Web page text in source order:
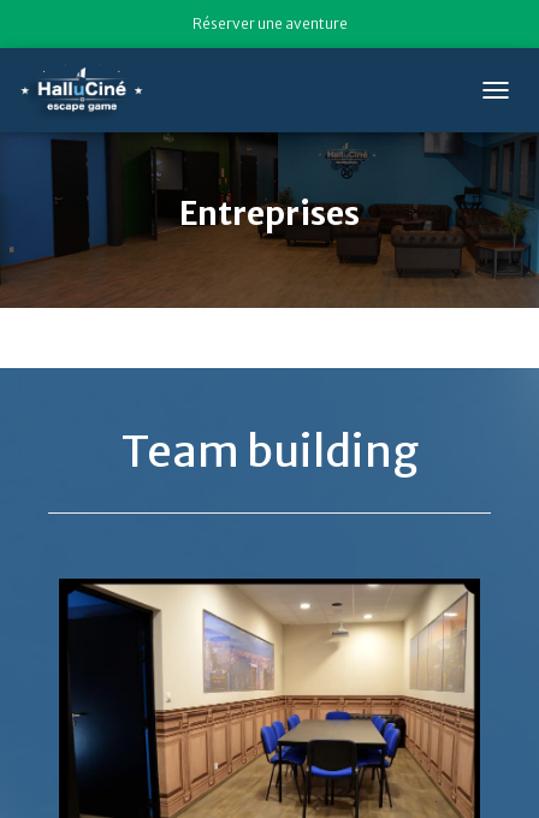
Réserver une aventure
O
G
L
E
N
A
Entreprises
Team building